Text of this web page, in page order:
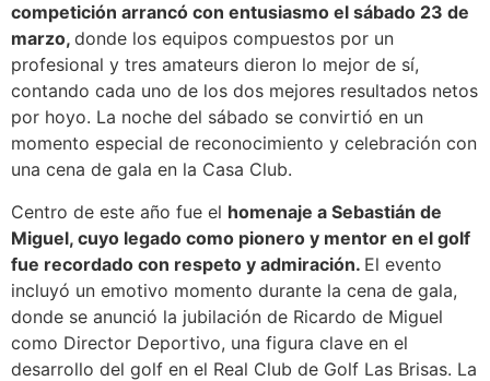
competición arrancó con entusiasmo el sábado 23 de
marzo, donde los equipos compuestos por un
profesional y tres amateurs dieron lo mejor de sí,
contando cada uno de los dos mejores resultados netos
por hoyo. La noche del sábado se convirtió en un
momento especial de reconocimiento y celebración con
una cena de gala en la Casa Club.
Centro de este año fue el homenaje a Sebastián de
Miguel, cuyo legado como pionero y mentor en el golf
fue recordado con respeto y admiración. El evento
incluyó un emotivo momento durante la cena de gala,
donde se anunció la jubilación de Ricardo de Miguel
como Director Deportivo, una figura clave en el
desarrollo del golf en el Real Club de Golf Las Brisas. La